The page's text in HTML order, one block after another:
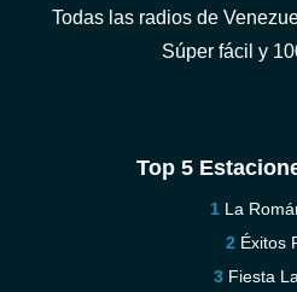
Todas las radios de
Súper fácil y
Top 5
La
Éxitos
Fiesta